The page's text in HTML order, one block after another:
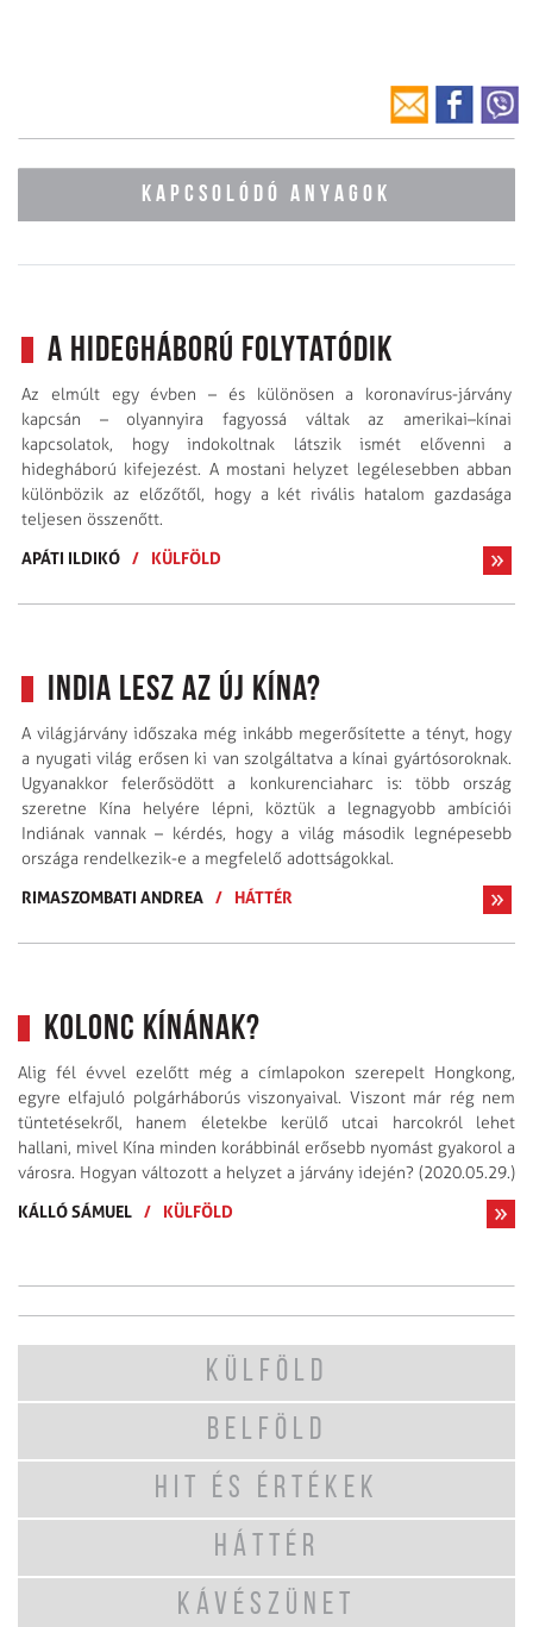
KAPCSOLÓDÓ ANYAGOK
A hidegháború folytatódik
Az elmúlt egy évben – és különösen a koronavírus-járvány
kapcsán – olyannyira fagyossá váltak az amerikai–kínai
kapcsolatok, hogy indokoltnak látszik ismét elővenni a
hidegháború kifejezést. A mostani helyzet legélesebben abban
különbözik az előzőtől, hogy a két rivális hatalom gazdasága
teljesen összenőtt.
APÁTI ILDIKÓ / KÜLFÖLD
India lesz az új Kína?
A világjárvány időszaka még inkább megerősítette a tényt, hogy
a nyugati világ erősen ki van szolgáltatva a kínai gyártósoroknak.
Ugyanakkor felerősödött a konkurenciaharc is: több ország
szeretne Kína helyére lépni, köztük a legnagyobb ambíciói
Indiának vannak – kérdés, hogy a világ második legnépesebb
országa rendelkezik-e a megfelelő adottságokkal.
RIMASZOMBATI ANDREA / HÁTTÉR
Kolonc Kínának?
Alig fél évvel ezelőtt még a címlapokon szerepelt Hongkong,
egyre elfajuló polgárháborús viszonyaival. Viszont már rég nem
tüntetésekről, hanem életekbe kerülő utcai harcokról lehet
hallani, mivel Kína minden korábbinál erősebb nyomást gyakorol a
városra. Hogyan változott a helyzet a járvány idején? (2020.05.29.)
KÁLLÓ SÁMUEL / KÜLFÖLD
KÜLFÖLD
BELFÖLD
HIT ÉS ÉRTÉKEK
HÁTTÉR
KÁVÉSZÜNET